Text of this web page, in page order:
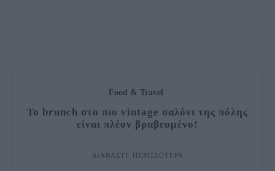
Food & Travel
Το brunch στο πιο vintage σαλόνι της πόλης
είναι πλέον βραβευμένο!
ΔΙΑΒΆΣΤΕ ΠΕΡΙΣΣΌΤΕΡΑ